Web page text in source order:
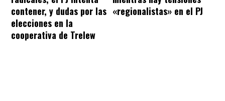
contener, y dudas por las
elecciones en la
cooperativa de Trelew
«regionalistas» en el PJ